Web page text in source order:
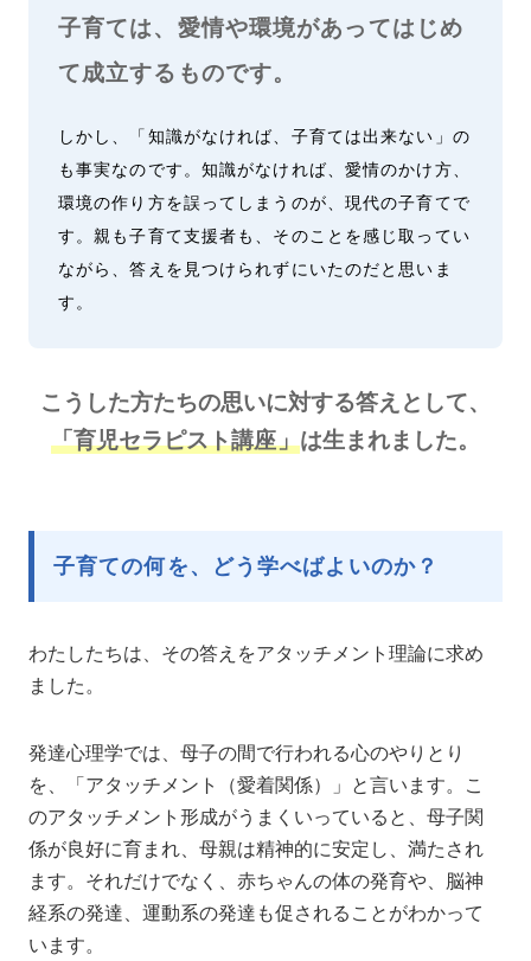
子育ては、愛情や環境があってはじめ
て成立するものです。
しかし、「知識がなければ、子育ては出来ない」の
も事実なのです。知識がなければ、愛情のかけ方、
環境の作り方を誤ってしまうのが、現代の子育てで
す。親も子育て支援者も、そのことを感じ取ってい
ながら、答えを見つけられずにいたのだと思いま
す。
こうした方たちの思いに対する答えとして、
「育児セラピスト講座」は生まれました。
子育ての何を、どう学べばよいのか？
わたしたちは、その答えをアタッチメント理論に求め
ました。
発達心理学では、母子の間で行われる心のやりとり
を、「アタッチメント（愛着関係）」と言います。こ
のアタッチメント形成がうまくいっていると、母子関
係が良好に育まれ、母親は精神的に安定し、満たされ
ます。それだけでなく、赤ちゃんの体の発育や、脳神
経系の発達、運動系の発達も促されることがわかって
います。